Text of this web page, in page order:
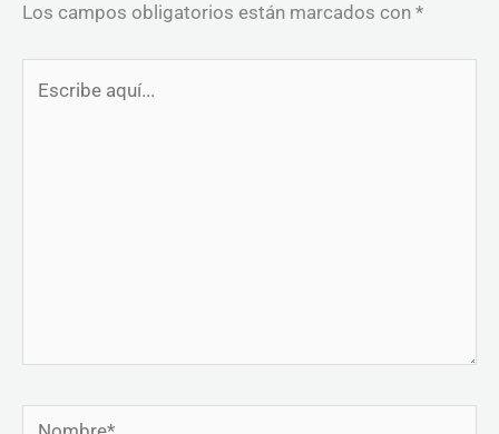
Los campos obligatorios están marcados con *
Nombre*